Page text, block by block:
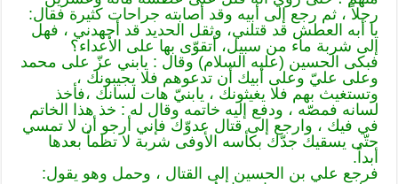
رجلاً ، ثم رجع إلى أبيه وقد أصابته جراحات كثيرة فقال:
يا أبه العطش قد قتلني، وثقل الحديد قد أجهدني ، فهل
إلى شربة ماء من سبيل، أتقوّى بها على الأعداء؟
فبكى الحسين (عليه السلام) وقال : يابني عزّ على محمد
وعلى عليّ وعلى أبيك أن تدعوهم فلا يجيبونك ،
وتستغيث بهم فلا يغيثونك ، يابنيّ هات لسانك ،فأخذ
لسانه فمصّه ، ودفع إليه خاتمه وقال له : خذ هذا الخاتم
في فيك ، وارجع إلى قتال عدوّك فإني أرجو أن لا تمسي
حتّى يسقيك جدّك بكأسه الأوفى شربة لا تظمأ بعدها
أبداً.
فرجع علي بن الحسين إلى القتال ، وحمل وهو يقول: